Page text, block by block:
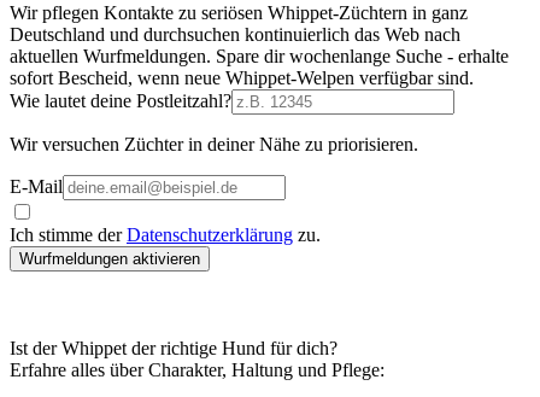
Wir pflegen Kontakte zu seriösen Whippet-Züchtern in ganz
Deutschland und durchsuchen kontinuierlich das Web nach
aktuellen Wurfmeldungen. Spare dir wochenlange Suche - erhalte
sofort Bescheid, wenn neue Whippet-Welpen verfügbar sind.
Wie lautet deine Postleitzahl?
Wir versuchen Züchter in deiner Nähe zu priorisieren.
E-Mail
Ich stimme derDatenschutzerklärung zu.
Wurfmeldungen aktivieren
Ist der Whippet der richtige Hund für dich?
Erfahre alles über Charakter, Haltung und Pflege: